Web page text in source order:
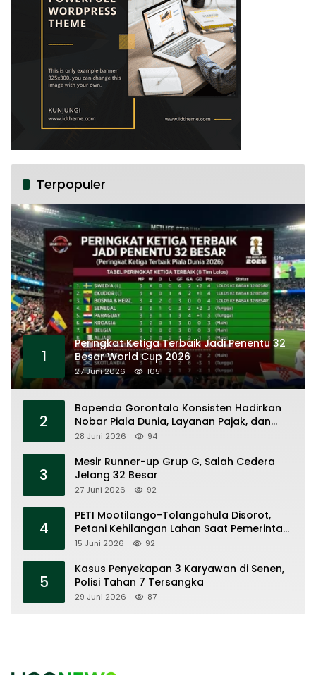
Terpopuler
1
Peringkat Ketiga Terbaik Jadi Penentu 32
Besar World Cup 2026
27 Juni 2026 105
2
Bapenda Gorontalo Konsisten Hadirkan
Nobar Piala Dunia, Layanan Pajak, dan
Ruang UMKM
28 Juni 2026 94
3
Mesir Runner-up Grup G, Salah Cedera
Jelang 32 Besar
27 Juni 2026 92
4
PETI Mootilango-Tolangohula Disorot,
Petani Kehilangan Lahan Saat Pemerintah
Fokus Panggung Seremonial
15 Juni 2026 92
5
Kasus Penyekapan 3 Karyawan di Senen,
Polisi Tahan 7 Tersangka
29 Juni 2026 87